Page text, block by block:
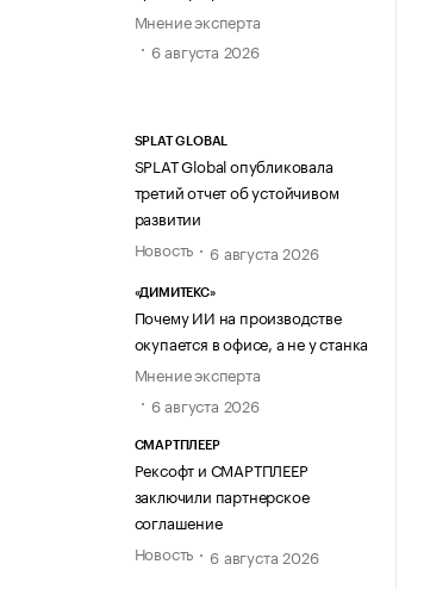
Мнение эксперта
6 августа 2026
SPLAT GLOBAL
SPLAT Global опубликовала
третий отчет об устойчивом
развитии
Новость
6 августа 2026
«ДИМИТЕКС»
Почему ИИ на производстве
окупается в офисе, а не у станка
Мнение эксперта
6 августа 2026
СМАРТПЛЕЕР
Рексофт и СМАРТПЛЕЕР
заключили партнерское
соглашение
Новость
6 августа 2026